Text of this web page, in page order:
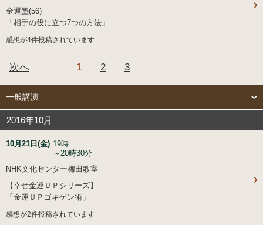
金運塾(56)
「相手の役に立つ7つの方法」
感想が4件投稿されています
1 2 3
次へ
一般講演
2016年10月
10月21日(金) 19時
～20時30分
NHK文化センター梅田教室
【幸せ金運ＵＰシリーズ】
「金運ＵＰゴキゲン術」
感想が2件投稿されています